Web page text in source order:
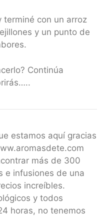
terminé con un arroz
y un punto de
Continúa
estamos aquí gracias
más de 300
e infusiones de una
increíbles.
y todos
horas, no tenemos